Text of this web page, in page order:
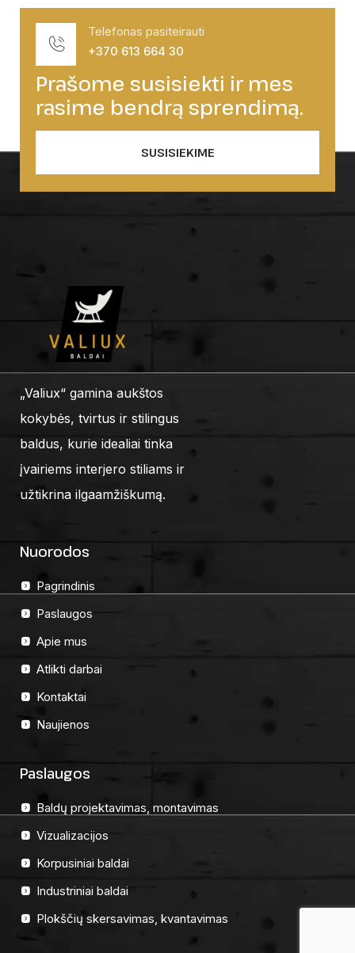
Telefonas pasiteirauti
+370 613 664 30
Prašome susisiekti ir mes
rasime bendrą sprendimą.
SUSISIEKIME
„Valiux“ gamina aukštos
kokybės, tvirtus ir stilingus
baldus, kurie idealiai tinka
įvairiems interjero stiliams ir
užtikrina ilgaamžiškumą.
Nuorodos
Pagrindinis
Paslaugos
Apie mus
Atlikti darbai
Kontaktai
Naujienos
Paslaugos
Baldų projektavimas, montavimas
Vizualizacijos
Korpusiniai baldai
Industriniai baldai
Plokščių skersavimas, kvantavimas